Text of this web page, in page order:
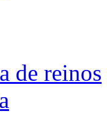
de reinos